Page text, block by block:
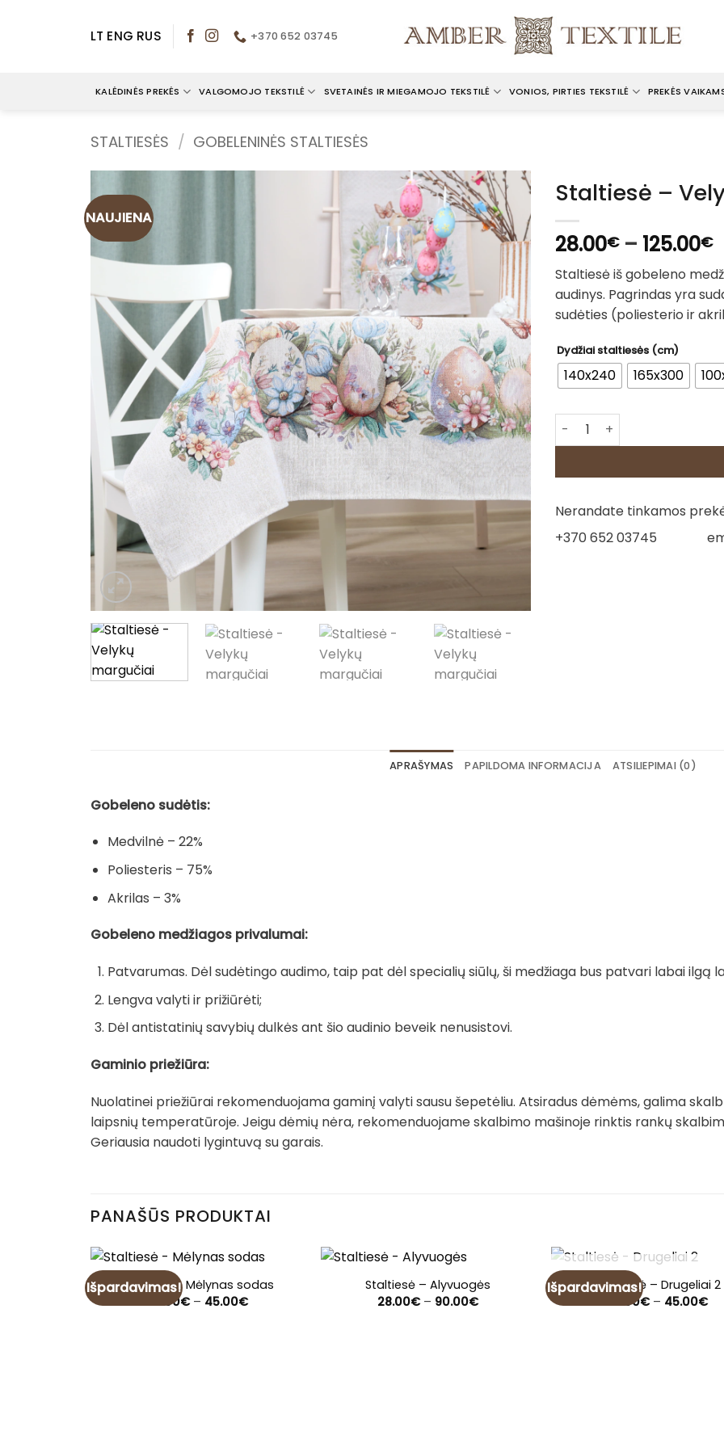
LT ENG RUS +370 652 03745
KALĖDINĖS PREKĖS VALGOMOJO TEKSTILĖ SVETAINĖS IR MIEGAMOJO TEKSTILĖ VONIOS, PIRTIES TEKSTILĖ PREKĖS
STALTIESĖS / GOBELENINĖS STALTIESĖS
NAUJIENA
Staltiesė –
28.00€ – 125.00€
Staltiesė iš gobeleno
audinys. Pagrindas yra
sudėties (poliesterio ir
Dydžiai staltiesės (cm)
140x240 165x300
produkto kiekis: Staltiesė -
Nerandate tinkamos
+370 652 03745
APRAŠYMAS PAPILDOMA INFORMACIJA ATSILIEPIMAI (0)
Gobeleno sudėtis:
Medvilnė – 22%
Poliesteris – 75%
Akrilas – 3%
Gobeleno medžiagos privalumai:
Patvarumas. Dėl sudėtingo audimo, taip pat dėl specialių siūlų, ši medžiaga bus patvari labai ilgą
Lengva valyti ir prižiūrėti;
Dėl antistatinių savybių dulkės ant šio audinio beveik nenusistovi.
Gaminio priežiūra:
Nuolatinei priežiūrai rekomenduojama gaminį valyti sausu šepetėliu. Atsiradus dėmėms, galima
laipsnių temperatūroje. Jeigu dėmių nėra, rekomenduojame skalbimo mašinoje rinktis rankų
Geriausia naudoti lygintuvą su garais.
PANAŠŪS PRODUKTAI
Išpardavimas!
Staltiesė – Mėlynas sodas
28.00€ – 45.00€Price
Staltiesė – Alyvuogės
28.00€ – 90.00€Price
Išpardavimas!NETURIME
Staltiesė – Drugeliai 2
14.00€ – 45.00€